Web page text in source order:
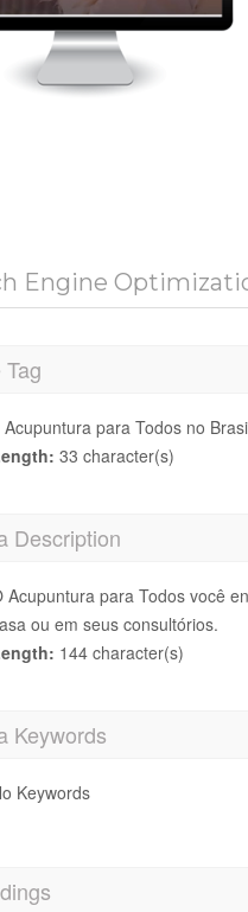
Engine
Acupuntura para Todos no
33 character(s)
Description
Acupuntura para Todos você
ou em seus consultórios.
144 character(s)
Keywords
Keywords